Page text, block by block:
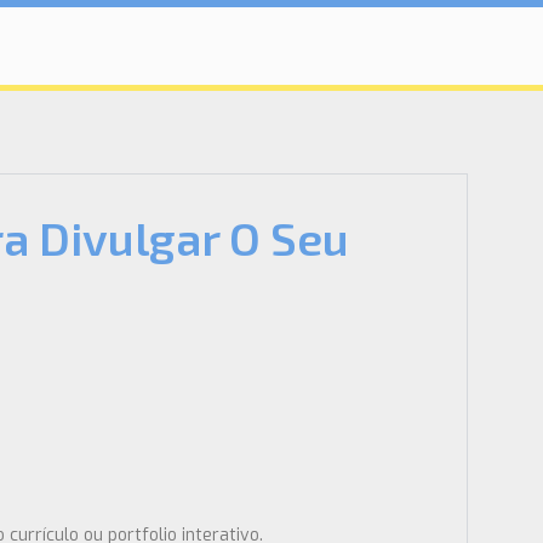
Divulgar O Seu
currículo ou portfolio interativo.